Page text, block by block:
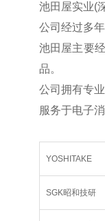
池田屋实业(
公司经过多
池田屋主要
品。
公司拥有专
服务于电子
YOSHITAKE
SGK昭和技研